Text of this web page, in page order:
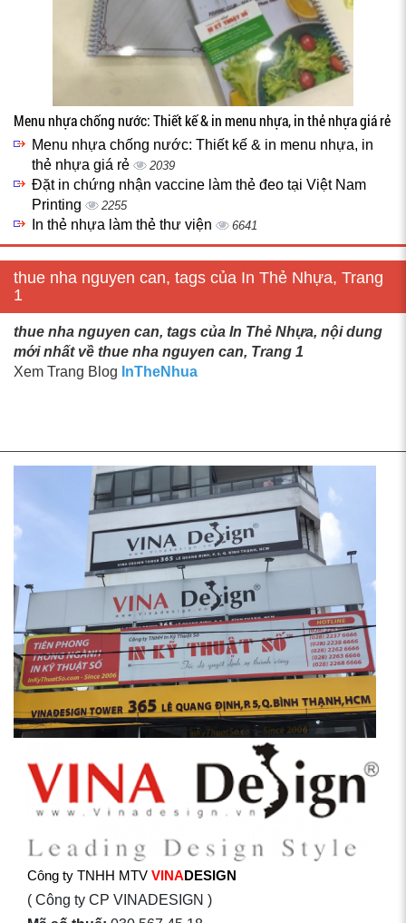
Menu nhựa chống nước: Thiết kế & in menu nhựa, in thẻ nhựa giá rẻ
Menu nhựa chống nước: Thiết kế & in menu nhựa, in
thẻ nhựa giá rẻ
2039
Đặt in chứng nhận vaccine làm thẻ đeo tại Việt Nam
Printing
2255
In thẻ nhựa làm thẻ thư viện 6641
thue nha nguyen can, tags của In Thẻ Nhựa, Trang
1
thue nha nguyen can, tags của In Thẻ Nhựa, nội dung
mới nhất về thue nha nguyen can, Trang 1
Xem Trang Blog InTheNhua
Công ty TNHH MTV VINADESIGN
( Công ty CP VINADESIGN )